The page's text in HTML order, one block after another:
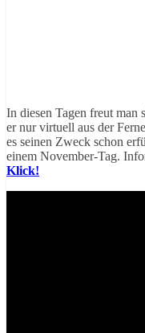
In diesen Tagen freut man
er nur virtuell aus der
es seinen Zweck schon
einem November-Tag.
Klick!